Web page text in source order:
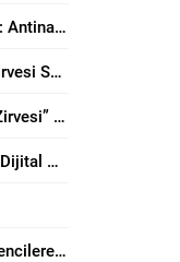
Modern Dünyanın Varoluşsal Sınavı: Antinatalizm’e Karşı Neslin Muhafazasının Önemi
Dijital Anafor: Ekran Bağımsızlığı Zirvesi Sonuç Bildirisi Yayımlandı!
“Dijital Anafor: Ekran Bağımsızlığı Zirvesi” İstanbul’da Başladı
Ekran Bağımsızlığı İçin Geri Sayım: Dijital Anafor Zirvesi Başlıyor!
YÖK’ten Kadın Akademisyen ve Öğrencilere “Anne Dostu” Karar!